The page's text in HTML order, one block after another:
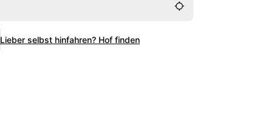
Lieber selbst hinfahren? Hof finden